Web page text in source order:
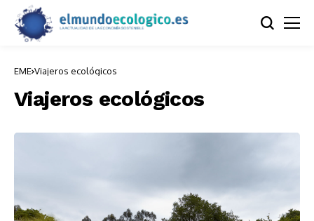
EME Viajeros ecológicos
Viajeros ecológicos